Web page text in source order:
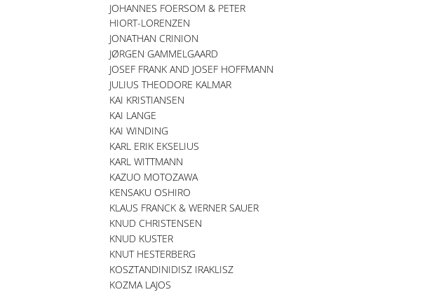
JOHANNES FOERSOM & PETER
HIORT-LORENZEN
JONATHAN CRINION
JØRGEN GAMMELGAARD
JOSEF FRANK AND JOSEF HOFFMANN
JULIUS THEODORE KALMAR
KAI KRISTIANSEN
KAI LANGE
KAI WINDING
KARL ERIK EKSELIUS
KARL WITTMANN
KAZUO MOTOZAWA
KENSAKU OSHIRO
KLAUS FRANCK & WERNER SAUER
KNUD CHRISTENSEN
KNUD KUSTER
KNUT HESTERBERG
KOSZTANDINIDISZ IRAKLISZ
KOZMA LAJOS